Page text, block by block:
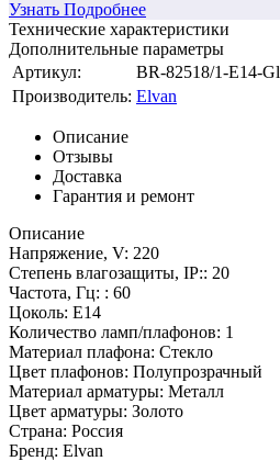
Узнать Подробнее
Технические характеристики
Дополнительные параметры
Артикул:
BR-82518/1-E14-Gl
Производитель: Elvan
Описание
Отзывы
Доставка
Гарантия и ремонт
Описание
Напряжение, V: 220
Степень влагозащиты, IP:: 20
Частота, Гц: : 60
Цоколь: E14
Количество ламп/плафонов: 1
Материал плафона: Стекло
Цвет плафонов: Полупрозрачный
Материал арматуры: Металл
Цвет арматуры: Золото
Страна: Россия
Бренд: Elvan